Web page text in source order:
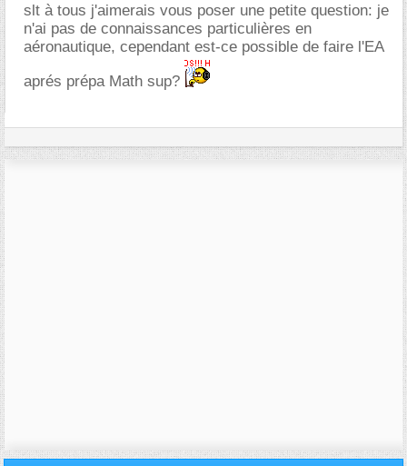
slt à tous j'aimerais vous poser une petite question: je
n'ai pas de connaissances particulières en
aéronautique, cependant est-ce possible de faire l'EA
aprés prépa Math sup?